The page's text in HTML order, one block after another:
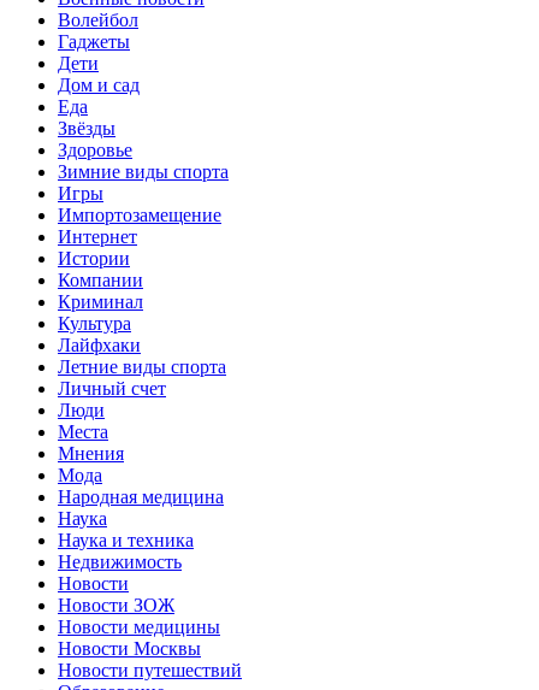
Волейбол
Гаджеты
Дети
Дом и сад
Еда
Звёзды
Здоровье
Зимние виды спорта
Игры
Импортозамещение
Интернет
Истории
Компании
Криминал
Культура
Лайфхаки
Летние виды спорта
Личный счет
Люди
Места
Мнения
Мода
Народная медицина
Наука
Наука и техника
Недвижимость
Новости
Новости ЗОЖ
Новости медицины
Новости Москвы
Новости путешествий